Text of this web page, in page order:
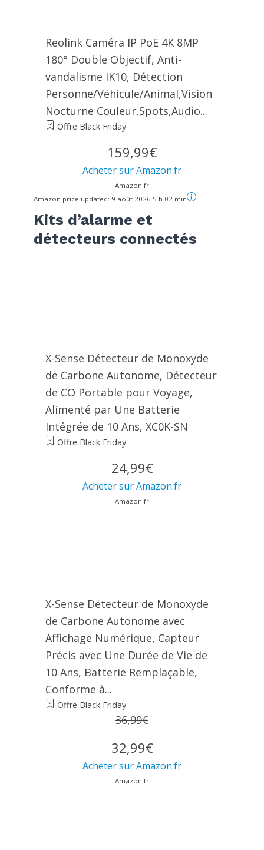
Reolink Caméra IP PoE 4K 8MP
180° Double Objectif, Anti-
vandalisme IK10, Détection
Personne/Véhicule/Animal,Vision
Nocturne Couleur,Spots,Audio...
Offre Black Friday
159,99€
Acheter sur Amazon.fr
Amazon.fr
Amazon price updated: 9 août 2026 5 h 02 min
Kits d’alarme et
détecteurs connectés
X-Sense Détecteur de Monoxyde
de Carbone Autonome, Détecteur
de CO Portable pour Voyage,
Alimenté par Une Batterie
Intégrée de 10 Ans, XC0K-SN
Offre Black Friday
24,99€
Acheter sur Amazon.fr
Amazon.fr
X-Sense Détecteur de Monoxyde
de Carbone Autonome avec
Affichage Numérique, Capteur
Précis avec Une Durée de Vie de
10 Ans, Batterie Remplaçable,
Conforme à...
Offre Black Friday
36,99€
32,99€
Acheter sur Amazon.fr
Amazon.fr